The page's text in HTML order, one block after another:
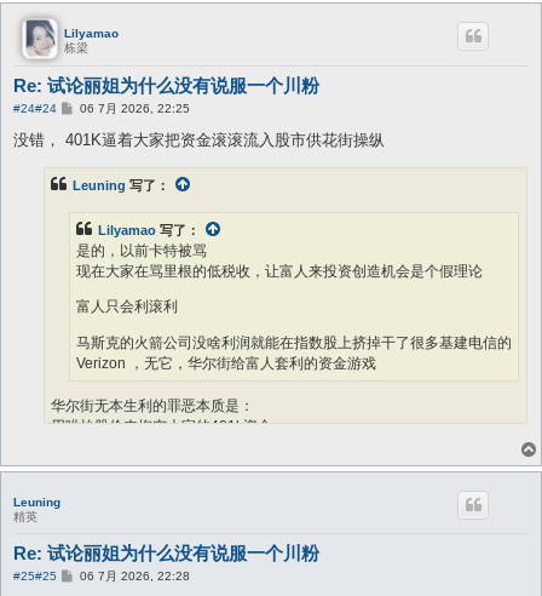
Lilyamao
栋梁
Re: 试论丽姐为什么没有说服一个川粉
#24#24
帖
06 7月 2026, 22:25
没错， 401K逼着大家把资金滚滚流入股市供花街操纵
Leuning 写了：
Lilyamao 写了：
是的，以前卡特被骂
现在大家在骂里根的低税收，让富人来投资创造机会是个假理论
富人只会利滚利
马斯克的火箭公司没啥利润就能在指数股上挤掉干了很多基建电信的
Verizon ，无它，华尔街给富人套利的资金游戏
华尔街无本生利的罪恶本质是：
用哄抬股价来掏空大家的401k资金。
就是钱被他们套现拿走去包二，三，四，五，六奶。过几十年你退休的时
Leuning
精英
Re: 试论丽姐为什么没有说服一个川粉
#25#25
帖
06 7月 2026, 22:28